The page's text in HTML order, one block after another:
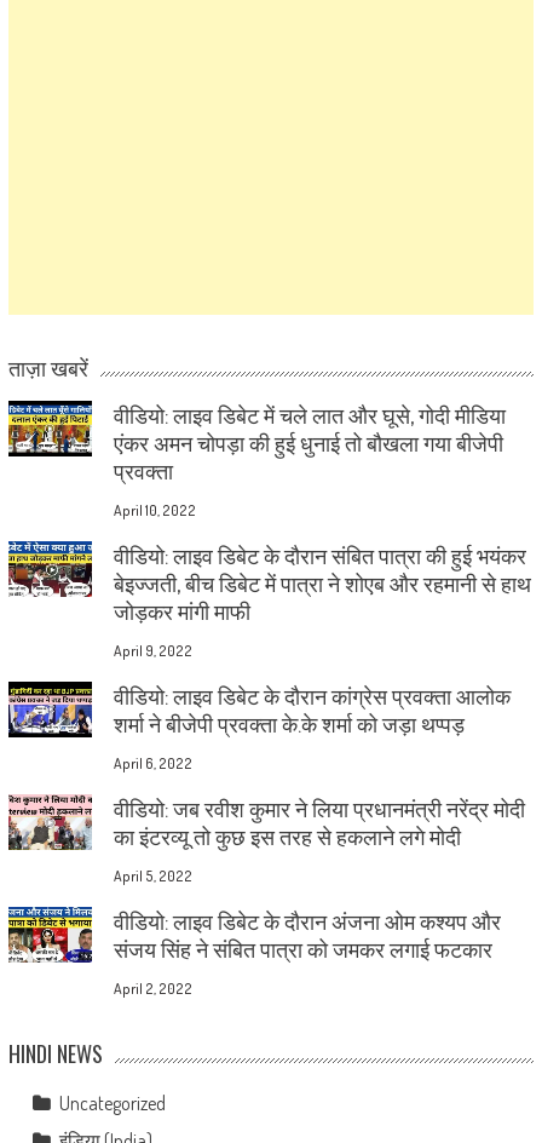
ताज़ा खबरें
वीडियो: लाइव डिबेट में चले लात और घूसे, गोदी मीडिया
एंकर अमन चोपड़ा की हुई धुनाई तो बौखला गया बीजेपी
प्रवक्ता
April 10, 2022
वीडियो: लाइव डिबेट के दौरान संबित पात्रा की हुई भयंकर
बेइज्जती, बीच डिबेट में पात्रा ने शोएब और रहमानी से हाथ
जोड़कर मांगी माफी
April 9, 2022
वीडियो: लाइव डिबेट के दौरान कांग्रेस प्रवक्ता आलोक
शर्मा ने बीजेपी प्रवक्ता के.के शर्मा को जड़ा थप्पड़
April 6, 2022
वीडियो: जब रवीश कुमार ने लिया प्रधानमंत्री नरेंद्र मोदी
का इंटरव्यू तो कुछ इस तरह से हकलाने लगे मोदी
April 5, 2022
वीडियो: लाइव डिबेट के दौरान अंजना ओम कश्यप और
संजय सिंह ने संबित पात्रा को जमकर लगाई फटकार
April 2, 2022
HINDI NEWS
Uncategorized